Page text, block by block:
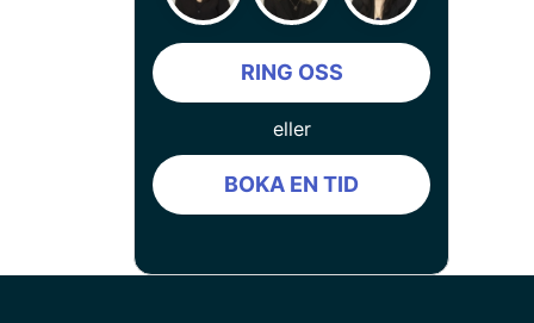
RING OSS
eller
BOKA EN TID